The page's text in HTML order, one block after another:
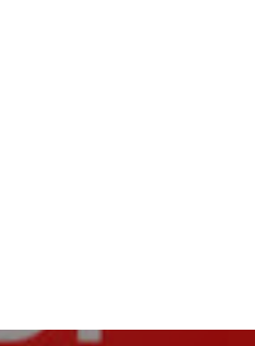
2022